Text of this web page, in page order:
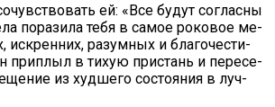
ей: «Все бу­дут со­глас­ны
по­ра­зи­ла те­бя в са­мое ро­ко­вое ме­
ра­зум­ных и бла­го­че­сти­
при­плыл в тихую при­стань и пе­ре­се­
из худ­ше­го со­сто­я­ния в луч­